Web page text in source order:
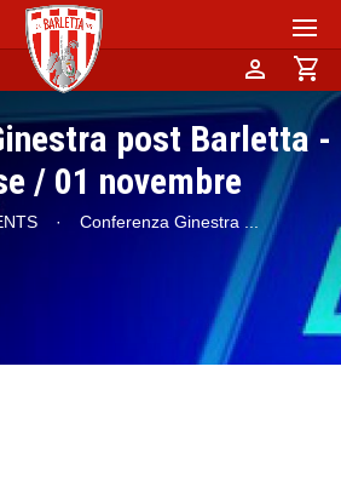
person shopping_cart
post Barletta -
/ 01 novembre
· Conferenza Ginestra ...